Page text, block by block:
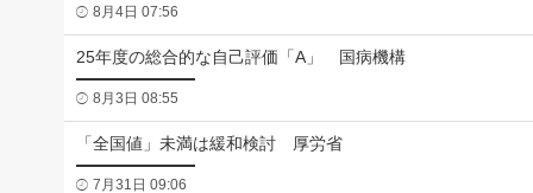
8月4日 07:56
25年度の総合的な自己評価「A」 国病機構
8月3日 08:55
「全国値」未満は緩和検討 厚労省
7月31日 09:06